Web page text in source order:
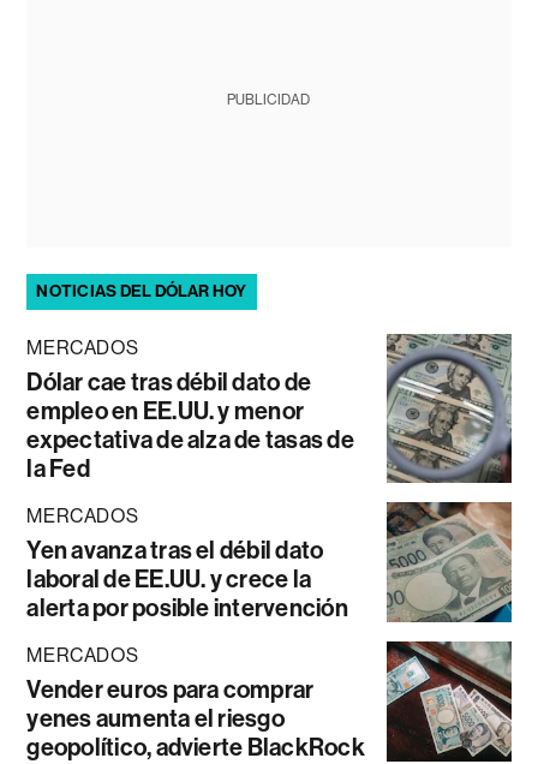
PUBLICIDAD
NOTICIAS DEL DÓLAR HOY
MERCADOS
Dólar cae tras débil dato de
empleo en EE.UU. y menor
expectativa de alza de tasas de
la Fed
MERCADOS
Yen avanza tras el débil dato
laboral de EE.UU. y crece la
alerta por posible intervención
MERCADOS
Vender euros para comprar
yenes aumenta el riesgo
geopolítico, advierte BlackRock